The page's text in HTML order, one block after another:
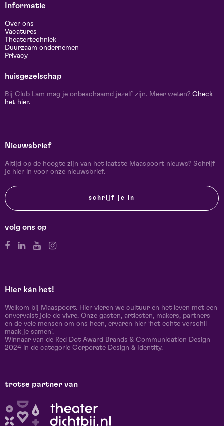
Informatie
Over ons
Vacatures
Theatertechniek
Duurzaam ondernemen
Privacy
huisgezelschap
Bij Club Lam mag je onbeschaamd jezelf zijn. Meer weten? Check
het hier.
Nieuwsbrief
Altijd op de hoogte zijn van het laatste Maaspoort nieuws? Schrijf
je hier in voor onze nieuwsbrief.
schrijf je in
volg ons op
Hier kán het!
Welkom bij Maaspoort. Hier vieren we cultuur en het leven met een
onvervalst joie de vivre. Onze gasten, artiesten, makers, partners
en de vele mensen om ons heen, ervaren hier ‘het echte verschil
maak je samen’.
Winnaar van de Red Dot Award Brands & Communication Design
2024 in de categorie Corporate Design & Identity.
trotse partner van